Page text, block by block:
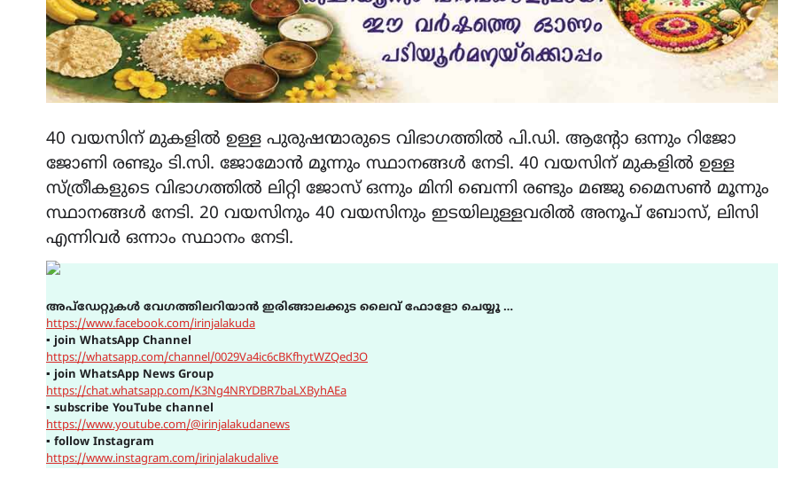
40 വയസിന് മുകളില്‍ ഉള്ള പുരുഷന്മാരുടെ വിഭാഗത്തില്‍ പി.ഡി. ആന്റോ ഒന്നും റിജോ
ജോണി രണ്ടും ടി.സി. ജോമോന്‍ മൂന്നും സ്ഥാനങ്ങള്‍ നേടി. 40 വയസിന് മുകളില്‍ ഉള്ള
സ്ത്രീകളുടെ വിഭാഗത്തില്‍ ലിറ്റി ജോസ് ഒന്നും മിനി ബെന്നി രണ്ടും മഞ്ജു മൈസണ്‍ മൂന്നും
സ്ഥാനങ്ങള്‍ നേടി. 20 വയസിനും 40 വയസിനും ഇടയിലുള്ളവരില്‍ അനൂപ് ബോസ്, ലിസി
എന്നിവര്‍ ഒന്നാം സ്ഥാനം നേടി.
അപ്ഡേറ്റുകൾ വേഗത്തിലറിയാൻ ഇരിങ്ങാലക്കുട ലൈവ് ഫോളോ ചെയ്യൂ …
https://www.facebook.com/irinjalakuda
▪join WhatsApp Channel
https://whatsapp.com/channel/0029Va4ic6cBKfhytWZQed3O
▪join WhatsApp News Group
https://chat.whatsapp.com/K3Ng4NRYDBR7baLXByhAEa
▪ subscribe YouTube channel
https://www.youtube.com/@irinjalakudanews
▪ follow Instagram
https://www.instagram.com/irinjalakudalive